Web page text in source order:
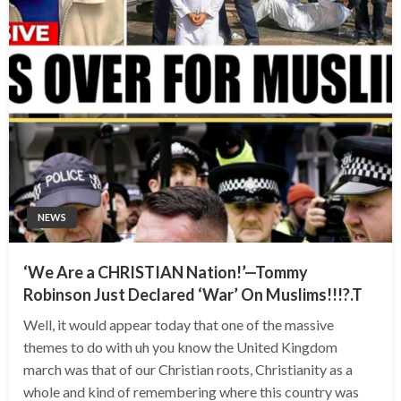
NEWS
‘We Are a CHRISTIAN Nation!’—Tommy
Robinson Just Declared ‘War’ On Muslims!!!?.T
Well, it would appear today that one of the massive
themes to do with uh you know the United Kingdom
march was that of our Christian roots, Christianity as a
whole and kind of remembering where this country was